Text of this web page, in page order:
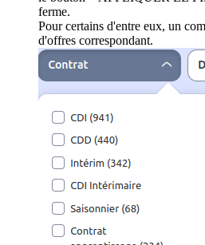
ferme.
Pour certains d'entre eux, un
d'offres correspondant.